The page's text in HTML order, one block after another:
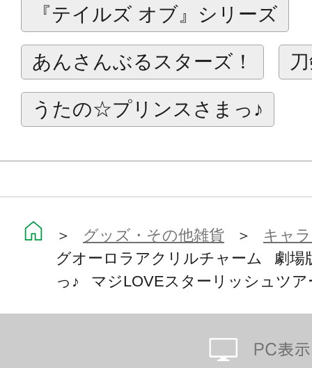
ラインナップ（全7種）
一十木音也、聖川真斗、四ノ宮那月
ン、来栖 翔、愛島セシル
イラスト：サクライ（コトブキヤ）
※画像は開発中のものです。実際の
※コトブキヤショップ、アニメイト
『テイルズ オブ』シリーズ
あんさんぶるスターズ！
うたの☆プリンスさまっ♪
＞ グッズ・その他雑貨 ＞ キャ
グオーロラアクリルチャーム 劇
っ♪ マジLOVEスターリッシュツア